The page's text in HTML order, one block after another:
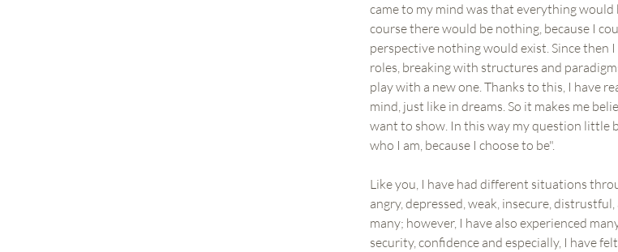
came to my mind was that everything
course there would be nothing, because I
perspective nothing would exist. Since then
roles, breaking with structures and
play with a new one. Thanks to this, I have
mind, just like in dreams. So it makes me
want to show. In this way my question little
who I am, because I choose to be".
Like you, I have had different situations
angry, depressed, weak, insecure,
many; however, I have also experienced
security, confidence and especially, I have